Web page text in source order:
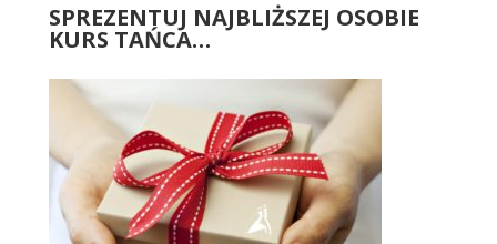
SPREZENTUJ NAJBLIŻSZEJ OSOBIE
KURS TAŃCA…